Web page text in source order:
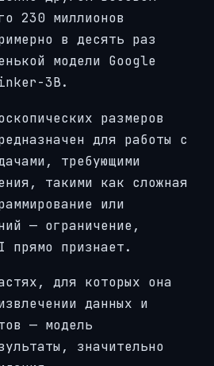
230 миллионов
в десять раз
модели Google
3B.
размеров
для работы с
требующими
такими как сложная
или
— ограничение,
признает.
для которых она
данных и
— модель
значительно